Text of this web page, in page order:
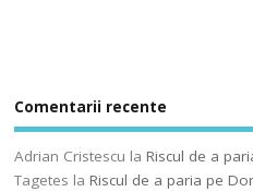
Comentarii recente
Adrian Cristescu laRiscul de a
Tagetes laRiscul de a paria pe